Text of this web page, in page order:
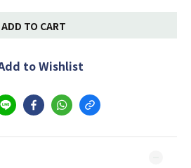
ADD TO CART
to Wishlist